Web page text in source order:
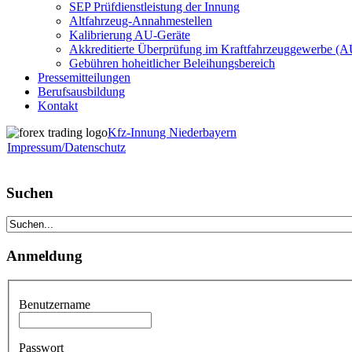
SEP Prüfdienstleistung der Innung
Altfahrzeug-Annahmestellen
Kalibrierung AU-Geräte
Akkreditierte Überprüfung im Kraftfahrzeuggewerbe
Gebühren hoheitlicher Beleihungsbereich
Pressemitteilungen
Berufsausbildung
Kontakt
Kfz-Innung Niederbayern
Impressum/Datenschutz
Suchen
Anmeldung
Benutzername
Passwort